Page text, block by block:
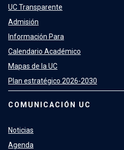
UC Transparente
Admisión
Información Para
Calendario Académico
Mapas de la UC
Plan estratégico 2026-2030
COMUNICACIÓN UC
Noticias
Agenda